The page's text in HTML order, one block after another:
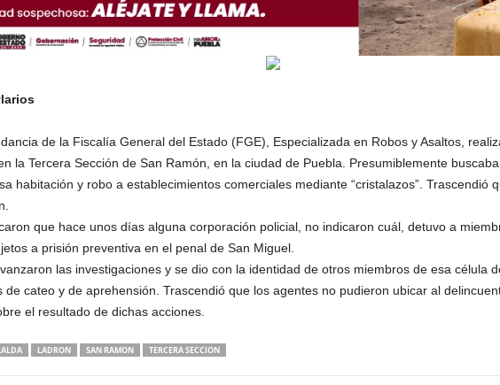
de la Fiscalía General del Estado (FGE), Especializada en Robos y Asaltos,
la Tercera Sección de San Ramón, en la ciudad de Puebla. Presumiblemente
habitación y robo a establecimientos comerciales mediante “cristalazos”. Trascendió
que hace unos días alguna corporación policial, no indicaron cuál, detuvo a
a prisión preventiva en el penal de San Miguel.
las investigaciones y se dio con la identidad de otros miembros de esa célula
de cateo y de aprehensión. Trascendió que los agentes no pudieron ubicar al
el resultado de dichas acciones.
LADRON SAN RAMON TERCERA SECCION